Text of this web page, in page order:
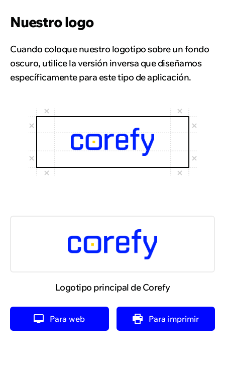
Nuestro logo
Cuando coloque nuestro logotipo sobre un fondo
oscuro, utilice la versión inversa que diseñamos
específicamente para este tipo de aplicación.
Logotipo principal de Corefy
Para web Para imprimir